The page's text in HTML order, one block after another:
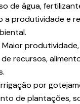
de água,
a produtividade e
Maior
recursos,
por
de plantações,